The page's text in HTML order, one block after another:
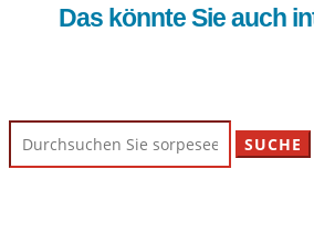
Das könnte Sie auch
Suchen
nach: